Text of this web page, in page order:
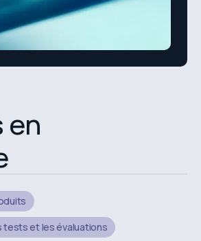
en
tests et les évaluations